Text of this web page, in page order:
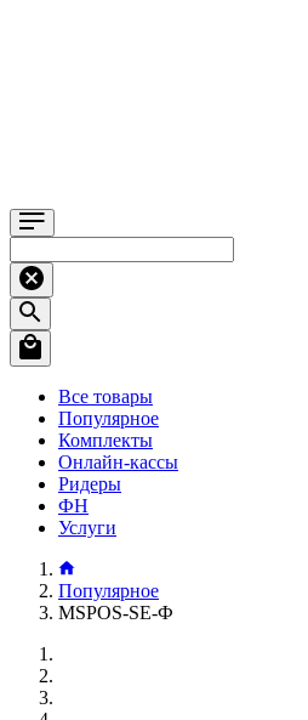
Все товары
Популярное
Комплекты
Онлайн-кассы
Ридеры
ФН
Услуги
Популярное
MSPOS-SE-Ф